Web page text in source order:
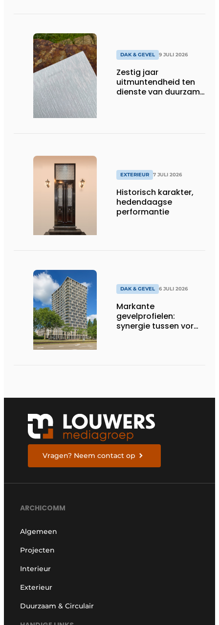
DAK & GEVEL 9 JULI 2026
Zestig jaar
uitmuntendheid ten
dienste van duurzame
EXTERIEUR 7 JULI 2026
Historisch karakter,
hedendaagse
performantie
DAK & GEVEL 6 JULI 2026
Markante
gevelprofielen:
synergie tussen vorm
Vragen? Neem contact op
ARCHICOMM
Algemeen
Projecten
Interieur
Exterieur
Duurzaam & Circulair